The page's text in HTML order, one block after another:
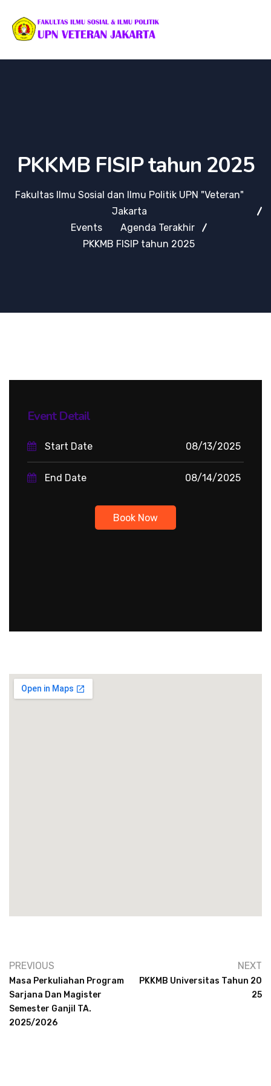
PKKMB FISIP tahun 2025
Fakultas Ilmu Sosial dan Ilmu Politik UPN "Veteran"
Jakarta
Events
Agenda Terakhir
PKKMB FISIP tahun 2025
Event Detail
Start Date 08/13/2025
End Date 08/14/2025
Book Now
PREVIOUS
Masa Perkuliahan Program
Sarjana Dan Magister
Semester Ganjil TA.
2025/2026
NEXT
PKKMB Universitas Tahun 20
25